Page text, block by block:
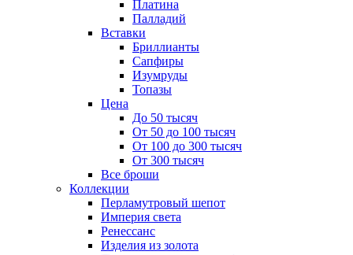
Платина
Палладий
Вставки
Бриллианты
Сапфиры
Изумруды
Топазы
Цена
До 50 тысяч
От 50 до 100 тысяч
От 100 до 300 тысяч
От 300 тысяч
Все броши
Коллекции
Перламутровый шепот
Империя света
Ренессанс
Изделия из золота